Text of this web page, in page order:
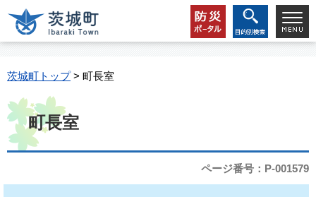
茨城町トップ> 町長室
町長室
ページ番号：P-001579